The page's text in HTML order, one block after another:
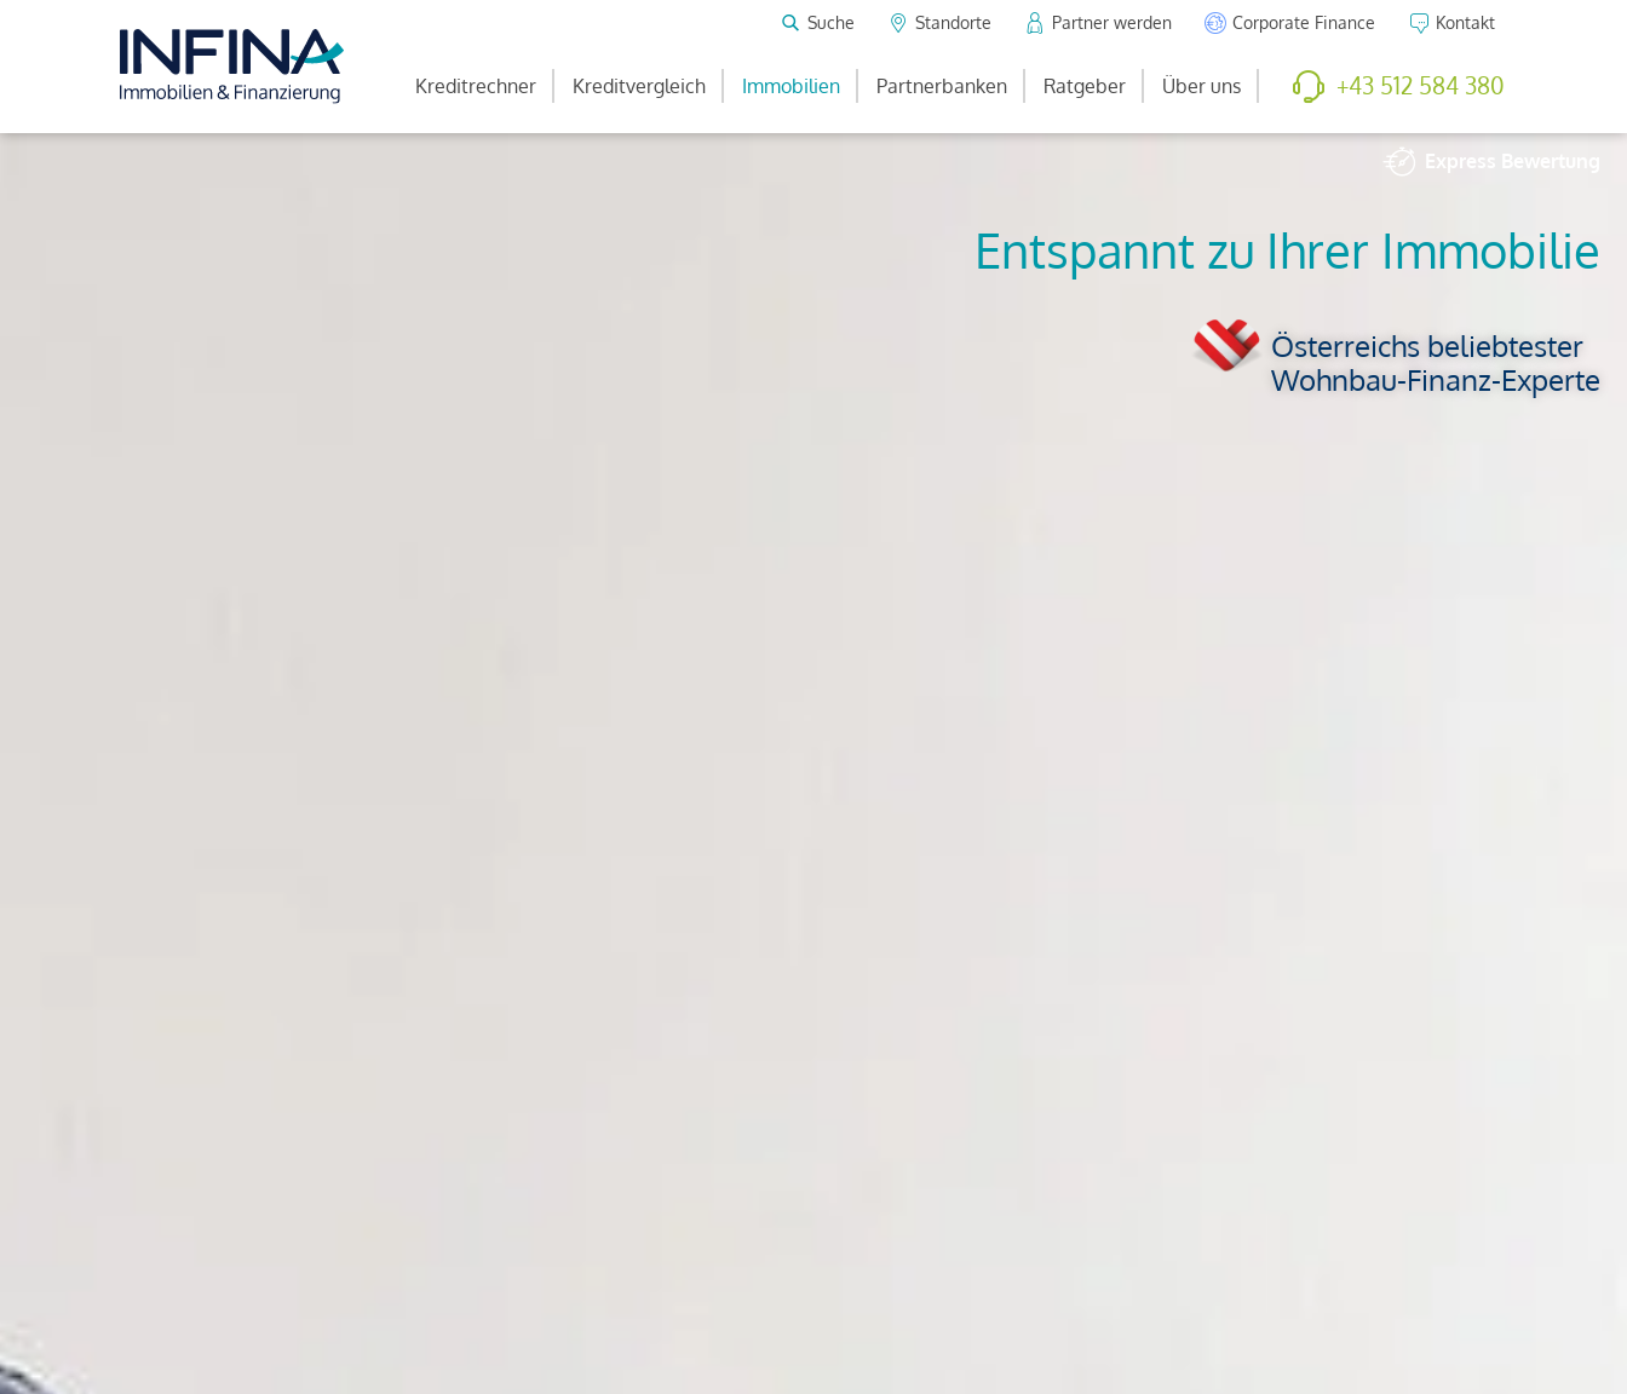
Suche Standorte Partner werden Corporate Finance Kontakt
Kreditrechner Kreditvergleich Immobilien Partnerbanken Ratgeber Über uns +43 512 584 380
Express
So viel ist Ihre
Österreichs beliebtester